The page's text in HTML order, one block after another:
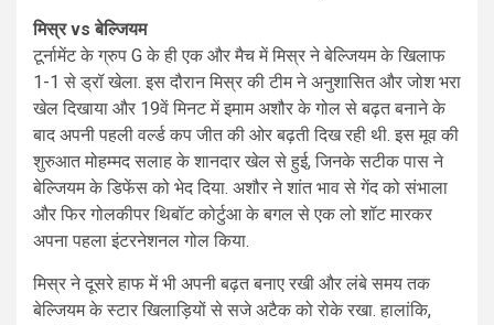
मिस्र vs बेल्जियम
टूर्नामेंट के ग्रुप G के ही एक और मैच में मिस्र ने बेल्जियम के खिलाफ
1-1 से ड्रॉ खेला. इस दौरान मिस्र की टीम ने अनुशासित और जोश भरा
खेल दिखाया और 19वें मिनट में इमाम अशौर के गोल से बढ़त बनाने के
बाद अपनी पहली वर्ल्ड कप जीत की ओर बढ़ती दिख रही थी. इस मूव की
शुरुआत मोहम्मद सलाह के शानदार खेल से हुई, जिनके सटीक पास ने
बेल्जियम के डिफेंस को भेद दिया. अशौर ने शांत भाव से गेंद को संभाला
और फिर गोलकीपर थिबॉट कोर्टुआ के बगल से एक लो शॉट मारकर
अपना पहला इंटरनेशनल गोल किया.
मिस्र ने दूसरे हाफ में भी अपनी बढ़त बनाए रखी और लंबे समय तक
बेल्जियम के स्टार खिलाड़ियों से सजे अटैक को रोके रखा. हालांकि,